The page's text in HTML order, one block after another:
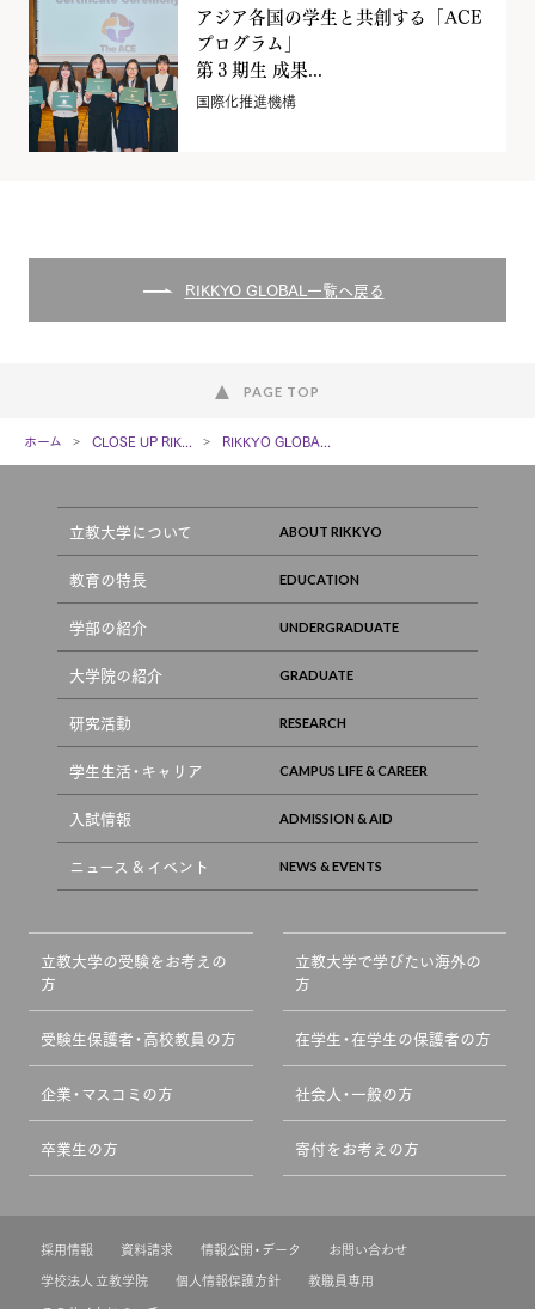
アジア各国の学生と共創する「ACE
プログラム」
第３期生 成果...
国際化推進機構
RIKKYO GLOBAL一覧へ戻る
PAGE TOP
ホーム CLOSE UP RIK... RIKKYO GLOBA...
立教大学について
教育の特長
学部の紹介
大学院の紹介
研究活動
学生生活・キャリア
入試情報
ニュース & イベント
立教大学の受験をお考えの
方
立教大学で学びたい海外の
方
受験生保護者・高校教員の方 在学生・在学生の保護者の方
企業・マスコミの方 社会人・一般の方
卒業生の方 寄付をお考えの方
採用情報 資料請求 情報公開・データ
お問い合わせ
学校法人 立教学院
個人情報保護方針
教職員専用